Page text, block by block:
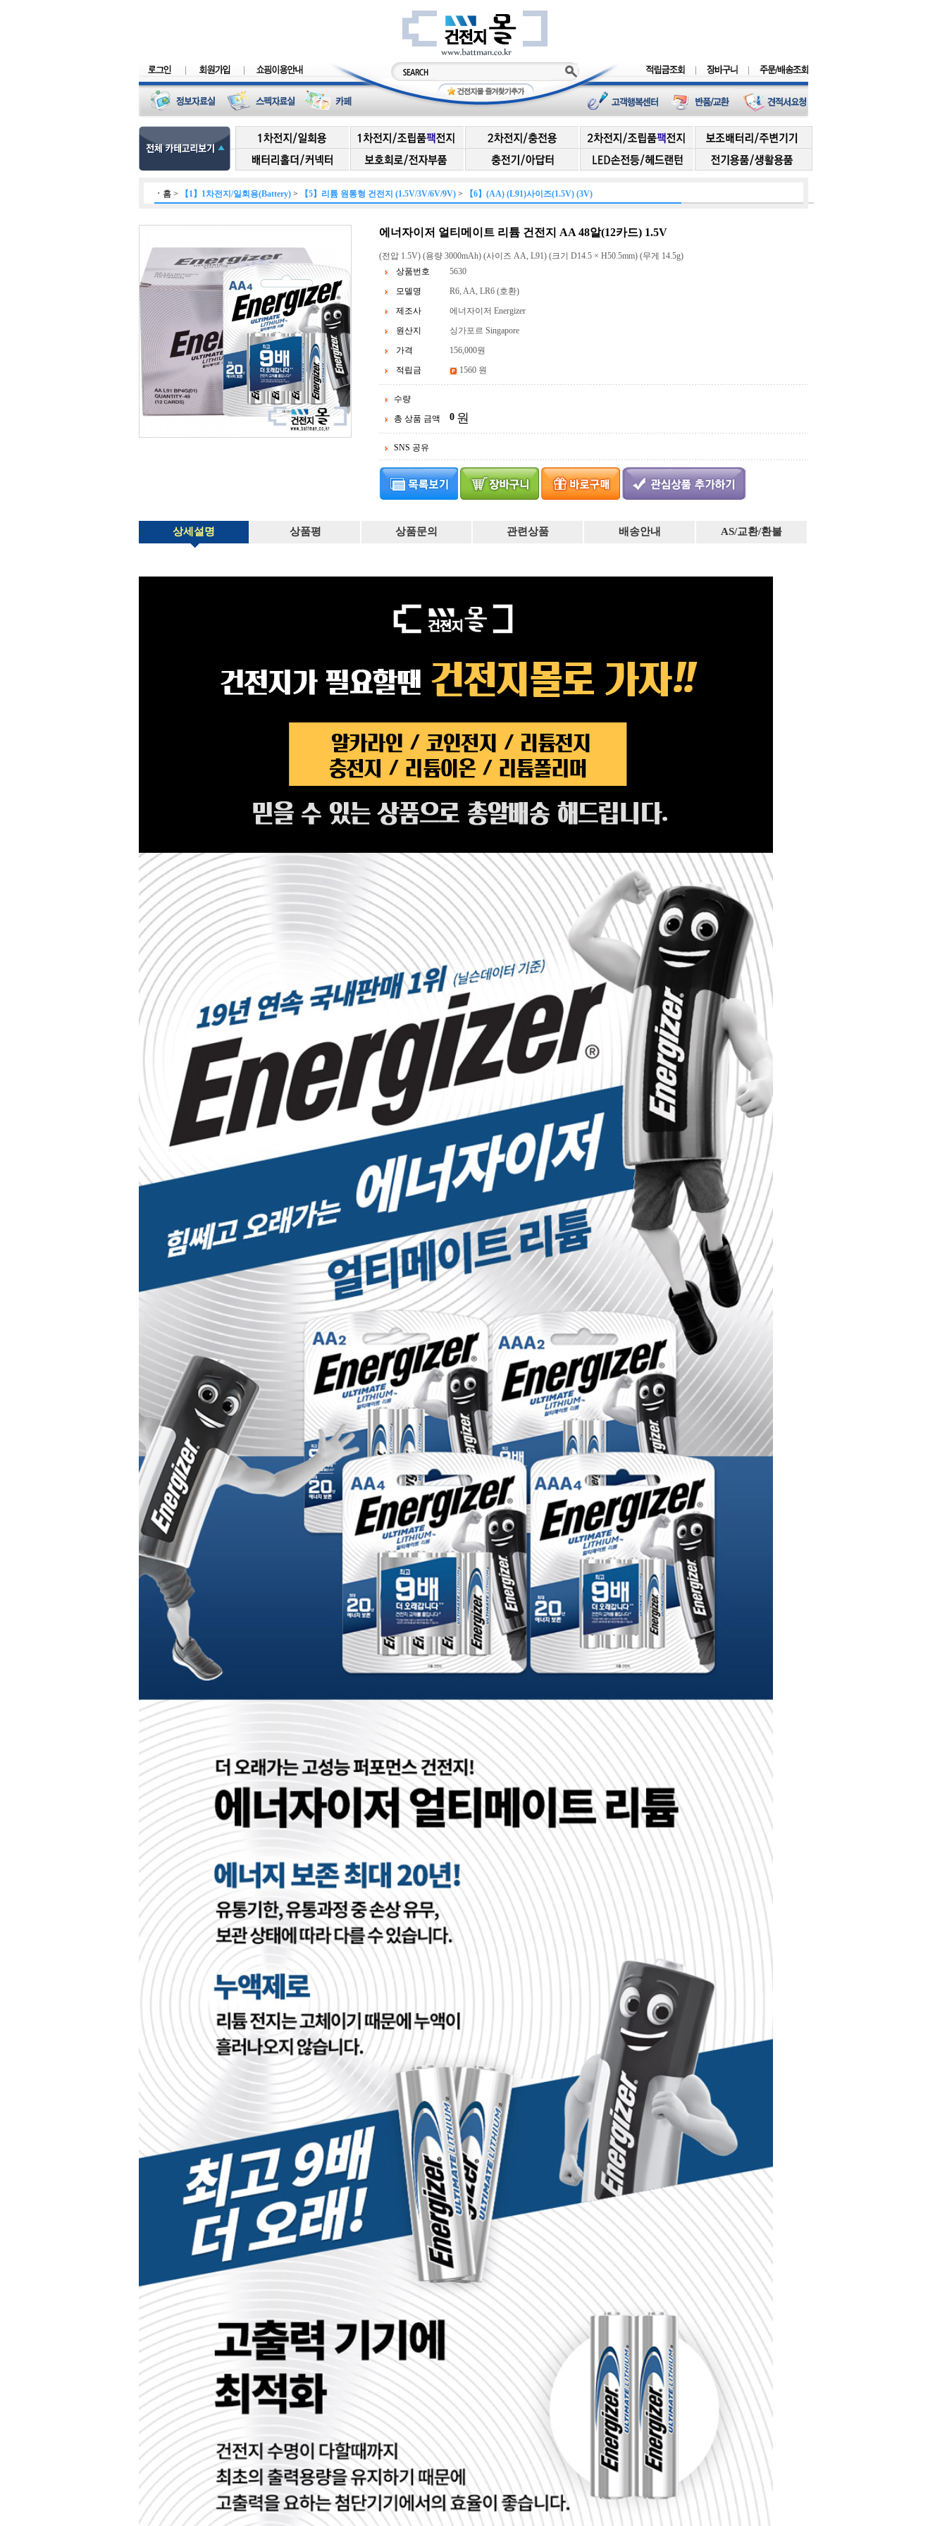
ㆍ 홈 > 【1】1차전지/일회용(Battery) > 【5】리튬 원통형 건전지 (1.5V/3V/6V/9V) > 【6】(AA) (L91)사이즈(1.5V) (3V)
에너자이저 얼티메이트 리튬 건전지 AA 48알(12카드) 1.5V
(전압 1.5V) (용량 3000mAh) (사이즈 AA, L91) (크기 D14.5 × H50.5mm) (무게 14.5g)
상품번호
5630
모델명
R6, AA, LR6 (호환)
제조사
에너자이저 Energizer
원산지
싱가포르 Singapore
가격
156,000원
적립금
1560 원
수량
총 상품 금액
0 원
SNS 공유
상세설명 상품평 상품문의 관련상품 배송안내 AS/교환/환불